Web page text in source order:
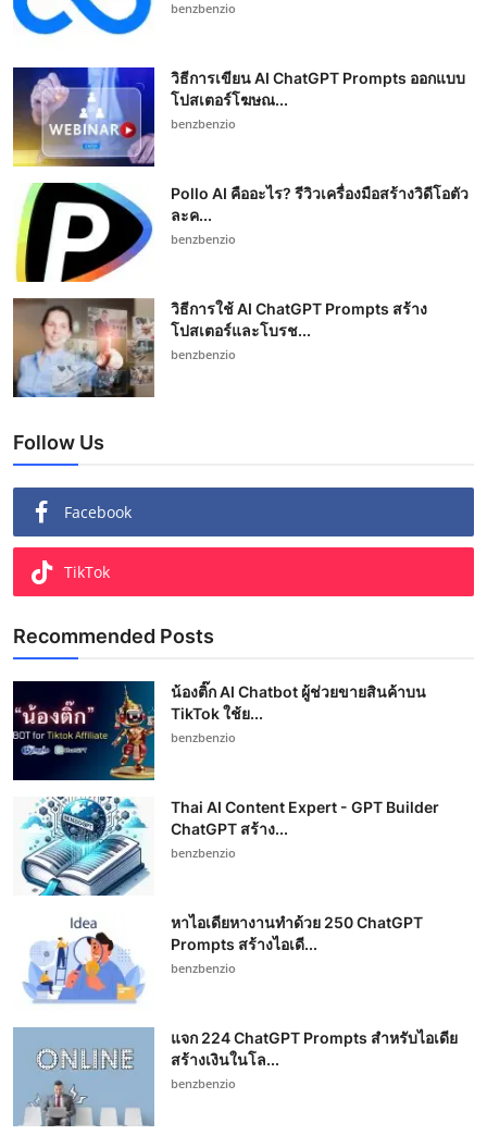
benzbenzio
วิธีการเขียน AI ChatGPT Prompts ออกแบบ
โปสเตอร์โฆษณ...
benzbenzio
Pollo AI คืออะไร? รีวิวเครื่องมือสร้างวิดีโอตัว
ละค...
benzbenzio
วิธีการใช้ AI ChatGPT Prompts สร้าง
โปสเตอร์และโบรช...
benzbenzio
Follow Us
Facebook
TikTok
Recommended Posts
น้องติ๊ก AI Chatbot ผู้ช่วยขายสินค้าบน
TikTok ใช้ย...
benzbenzio
Thai AI Content Expert - GPT Builder
ChatGPT สร้าง...
benzbenzio
หาไอเดียหางานทำด้วย 250 ChatGPT
Prompts สร้างไอเดี...
benzbenzio
แจก 224 ChatGPT Prompts สำหรับไอเดีย
สร้างเงินในโล...
benzbenzio